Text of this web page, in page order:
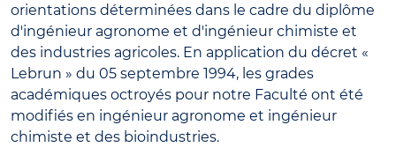
orientations déterminées dans le cadre du diplôme
d'ingénieur agronome et d'ingénieur chimiste et
des industries agricoles. En application du décret «
Lebrun » du 05 septembre 1994, les grades
académiques octroyés pour notre Faculté ont été
modifiés en ingénieur agronome et ingénieur
chimiste et des bioindustries.